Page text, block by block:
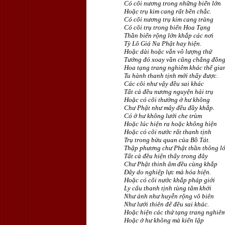
Có cõi nương trong những biển lớn
Hoặc trụ kim cang rất bền chắc.
Có cõi nương trụ kim cang tràng
Có cõi trụ trong biển Hoa Tạng
Thần biến rộng lớn khắp các nơi
Tỳ Lô Giá Na Phật hay hiện.
Hoặc dài hoặc vắn vô lượng thứ
Tướng đó xoay vần cũng chẳng đồng
Hoa tạng trang nghiêm khác thế
Tu hành thanh tịnh mới thấy được.
Các cõi như vậy đều sai khác
Tất cả đều nương nguyện hải trụ
Hoặc có cõi thường ở hư không
Chư Phật như mây đều đầy khắp.
Có ở hư không lưới che trùm
Hoặc lúc hiện ra hoặc không hiện
Hoặc có cõi nước rất thanh tịnh
Trụ trong bửu quan của Bồ Tát.
Thập phương chư Phật thần thông
Tất cả đều hiện thấy trong đây
Chư Phật thinh âm đều cùng khắp
Ðây do nghiệp lực mà hóa hiện.
Hoặc có cõi nước khắp pháp giới
Ly cấu thanh tịnh tùng tâm khởi
Như ảnh như huyễn rộng vô biên
Như lưới thiên đế đều sai khác.
Hoặc hiện các thứ tạng trang
Hoặc ở hư không mà kiến lập